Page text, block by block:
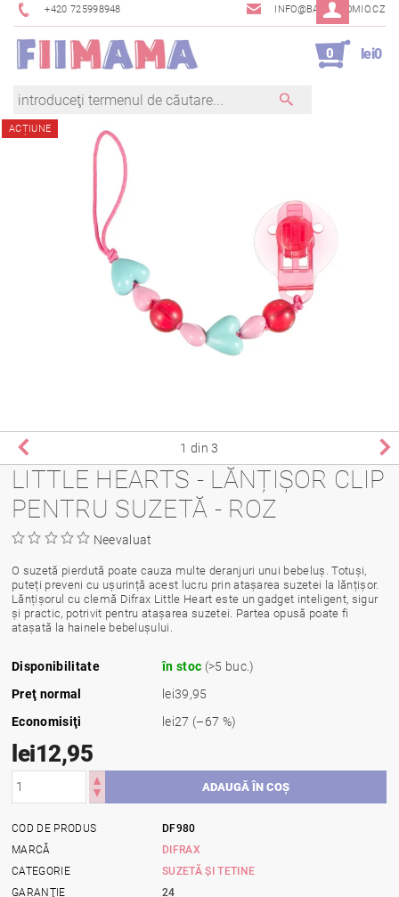
+420 725998948 INFO@BAMBINOMIO.CZ
0 lei0
ACȚIUNE
1 din 3
LITTLE HEARTS - LĂNȚIȘOR CLIP
PENTRU SUZETĂ - ROZ
Neevaluat
O suzetă pierdută poate cauza multe deranjuri unui bebeluș. Totuși,
puteți preveni cu ușurință acest lucru prin atașarea suzetei la lănțișor.
Lănțișorul cu clemă Difrax Little Heart este un gadget inteligent, sigur
și practic, potrivit pentru atașarea suzetei. Partea opusă poate fi
atașată la hainele bebelușului.
Disponibilitate în stoc (>5 buc.)
Preţ normal
lei39,95
Economisiţi
lei27 (–67 %)
lei12,95
COD DE PRODUS
DF980
MARCĂ
DIFRAX
CATEGORIE
SUZETĂ ȘI TETINE
GARANŢIE
24